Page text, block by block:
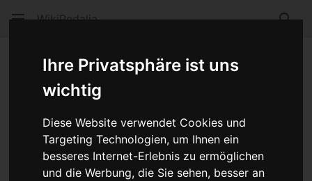
Ihre Privatsphäre ist uns
wichtig
Diese Website verwendet Cookies und
Targeting Technologien, um Ihnen ein
besseres Internet-Erlebnis zu ermöglichen
und die Werbung, die Sie sehen, besser an
WikiPedalia
Kapitän
Der Fahrer beimTandem, der für das Steuern
zuständig ist. Bei den typischen Tandems ist das der
vordere Fahrer. Neben dem Steuern übernimt der